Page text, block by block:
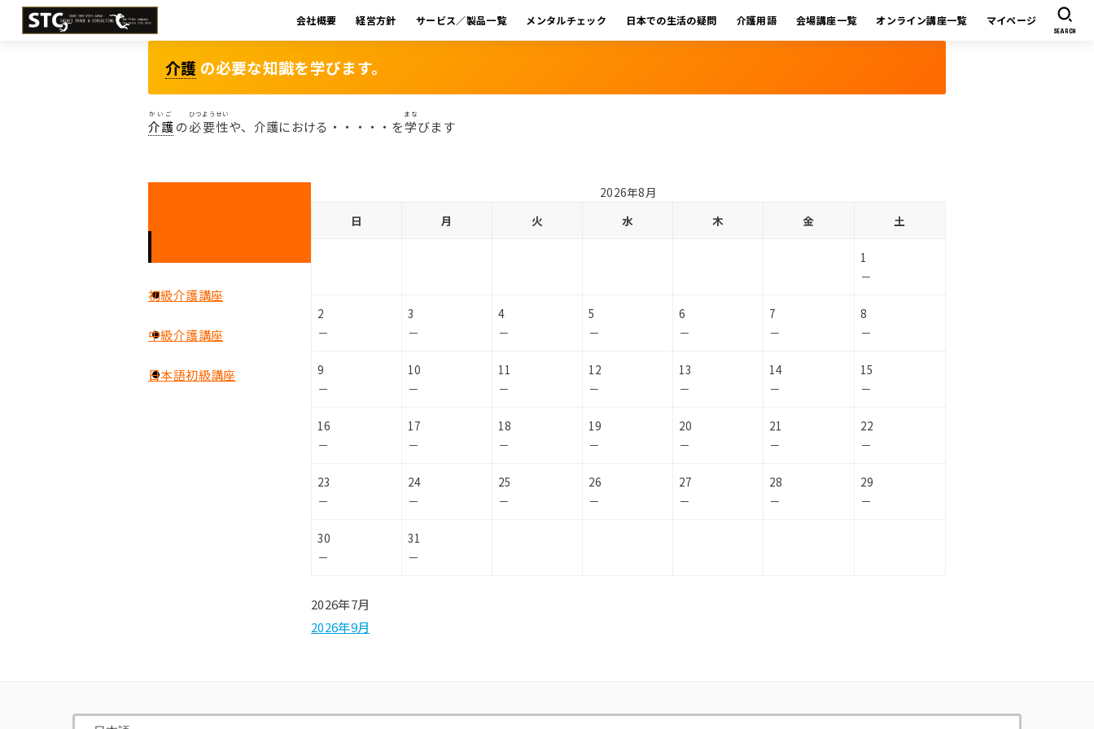
会社概要 経営方針 サービス／製品一覧 メンタルチェック 日本での生活の疑問 介護用語 会場講座一覧 オンライン講座一覧 マイページ
SEARCH
介護 の必要な知識を学びます。
介護
かいご
の必要性
ひつようせい
や、介護における・・・・・を学
まな
びます
初級介護講座
中級介護講座
日本語初級講座
2026年8月
日
月 火 水 木 金 土
1
－
2
－
3
－
4
－
5
－
6
－
7
－
8
－
9
－
10
－
11
－
12
－
13
－
14
－
15
－
16
－
17
－
18
－
19
－
20
－
21
－
22
－
23
－
24
－
25
－
26
－
27
－
28
－
29
－
30
－
31
－
2026年7月
2026年9月